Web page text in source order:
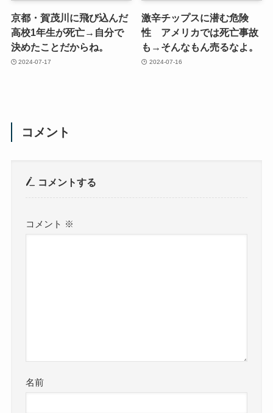
京都・賀茂川に飛び込んだ
高校1年生が死亡→自分で
決めたことだからね。
2024-07-17
激辛チップスに潜む危険
性 アメリカでは死亡事故
も→そんなもん売るなよ。
2024-07-16
コメント
コメントする
コメント ※
名前